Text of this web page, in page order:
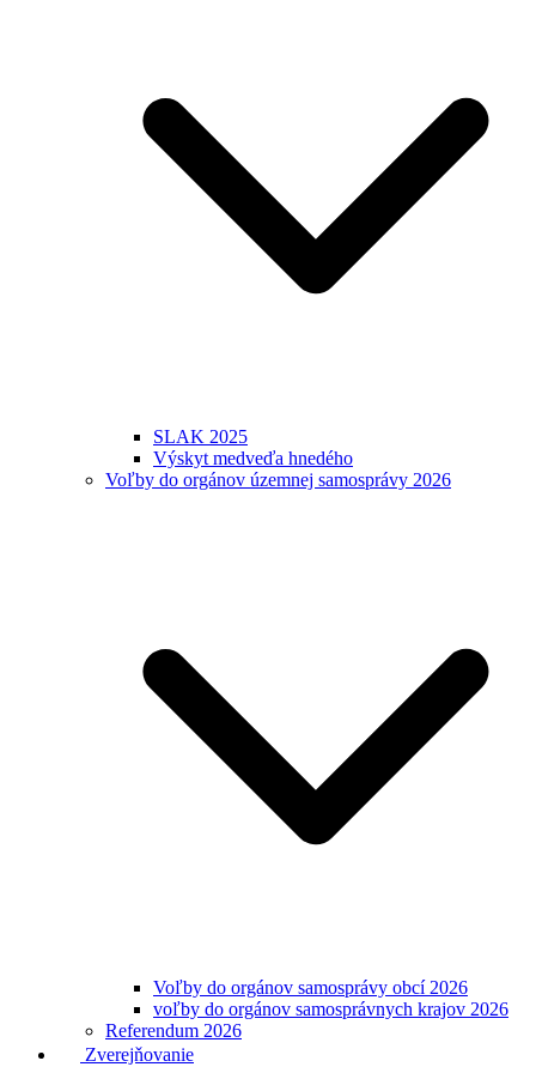
SLAK 2025
Výskyt medveďa hnedého
Voľby do orgánov územnej samosprávy 2026
Voľby do orgánov samosprávy obcí 2026
voľby do orgánov samosprávnych krajov 2026
Referendum 2026
Zverejňovanie